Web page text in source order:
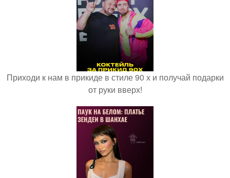
Приходи к нам в прикиде в стиле 90 х и получай подарки
от руки вверх!